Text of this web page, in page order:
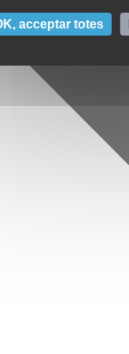
acceptar totes